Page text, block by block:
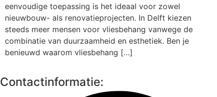
eenvoudige toepassing is het ideaal voor zowel
nieuwbouw- als renovatieprojecten. In Delft kiezen
steeds meer mensen voor vliesbehang vanwege de
combinatie van duurzaamheid en esthetiek. Ben je
benieuwd waarom vliesbehang […]
Contactinformatie: